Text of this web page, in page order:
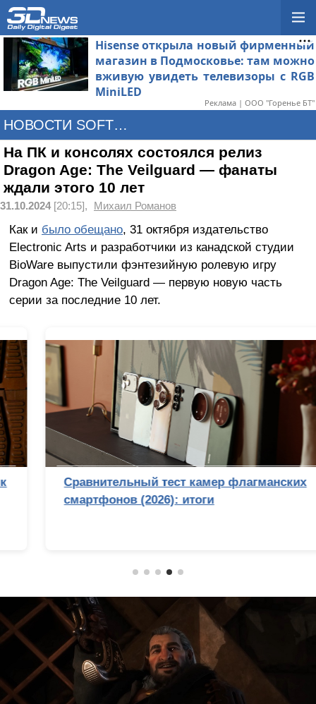
Hisense открыла новый фирменный
магазин в Подмосковье: там можно
вживую увидеть телевизоры с RGB
MiniLED
Реклама | ООО "Горенье БТ"
НОВОСТИ SOFTWARE
На ПК и консолях состоялся релиз
Dragon Age: The Veilguard — фанаты
ждали этого 10 лет
31.10.2024[20:15], Михаил Романов
Как и было обещано, 31 октября издательство
Electronic Arts и разработчики из канадской студии
BioWare выпустили фэнтезийную ролевую игру
Dragon Age: The Veilguard — первую новую часть
серии за последние 10 лет.
Сравнительный тест камер флагманских
смартфонов (2026): итоги